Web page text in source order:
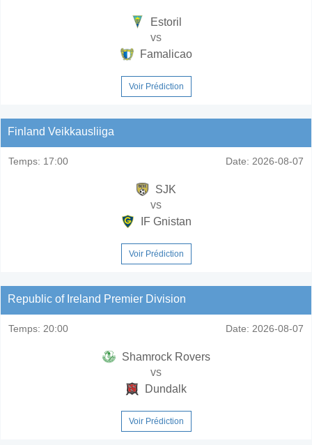
Estoril
vs
Famalicao
Voir Prédiction
Finland Veikkausliiga
Temps: 17:00 Date: 2026-08-07
SJK
vs
IF Gnistan
Voir Prédiction
Republic of Ireland Premier Division
Temps: 20:00 Date: 2026-08-07
Shamrock Rovers
vs
Dundalk
Voir Prédiction